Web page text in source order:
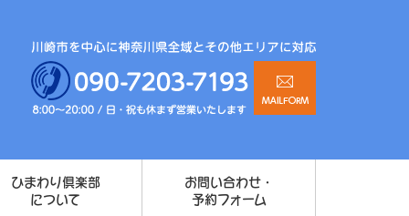
ひまわり倶楽部
について
お問い合わせ・
予約フォーム